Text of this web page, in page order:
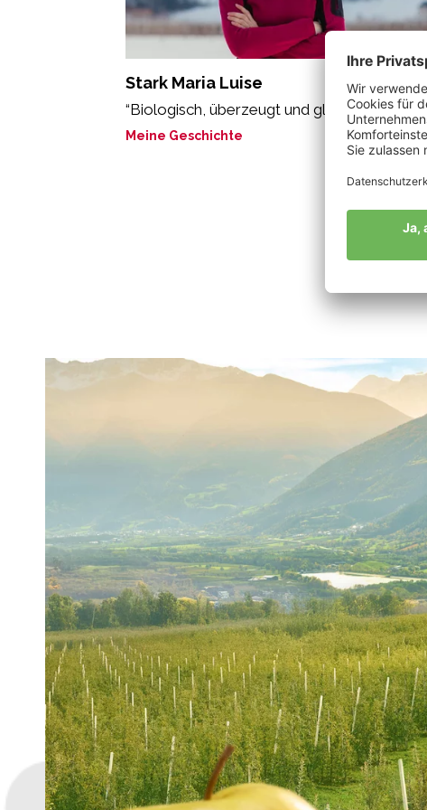
Stark Maria Luise
“Biologisch, überzeugt und glücklich.“
Meine Geschichte